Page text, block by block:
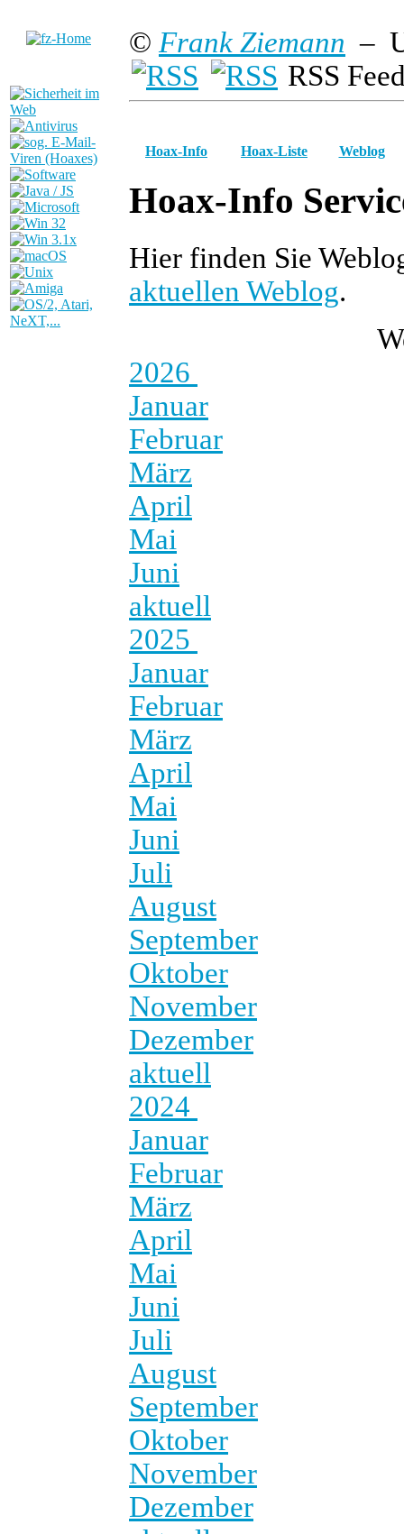
© Frank Ziemann –
RSS
Hoax-Info Hoax-Liste Weblog
Hoax-Info
Hier finden Sie
aktuellen Weblog.
2026
Januar
Februar
März
April
Mai
Juni
aktuell
2025
Januar
Februar
März
April
Mai
Juni
Juli
August
September
Oktober
November
Dezember
aktuell
2024
Januar
Februar
März
April
Mai
Juni
Juli
August
September
Oktober
November
Dezember